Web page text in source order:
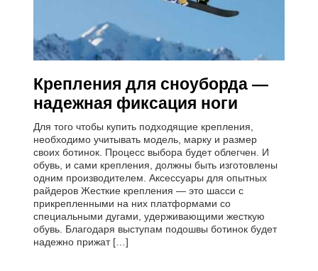
Крепления для сноуборда —
надежная фиксация ноги
Для того чтобы купить подходящие крепления,
необходимо учитывать модель, марку и размер
своих ботинок. Процесс выбора будет облегчен. И
обувь, и сами крепления, должны быть изготовлены
одним производителем. Аксессуары для опытных
райдеров Жесткие крепления — это шасси с
прикрепленными на них платформами со
специальными дугами, удерживающими жесткую
обувь. Благодаря выступам подошвы ботинок будет
надежно прижат […]